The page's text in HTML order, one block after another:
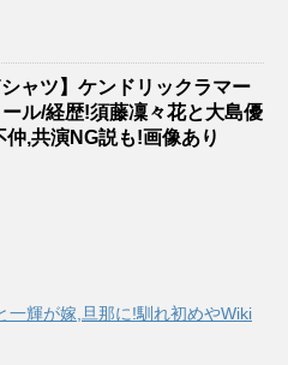
シャツ】ケンドリックラマー
ル/経歴!須藤凜々花と大島優
仲,共演NG説も!画像あり
一輝が嫁,旦那に!馴れ初めやWiki